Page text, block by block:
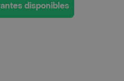
disponibles